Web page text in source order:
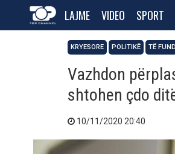
LAJME VIDEO SPORT
KRYESORE POLITIKË TË
Vazhdon
shtohen çdo
10/11/2020 20:40